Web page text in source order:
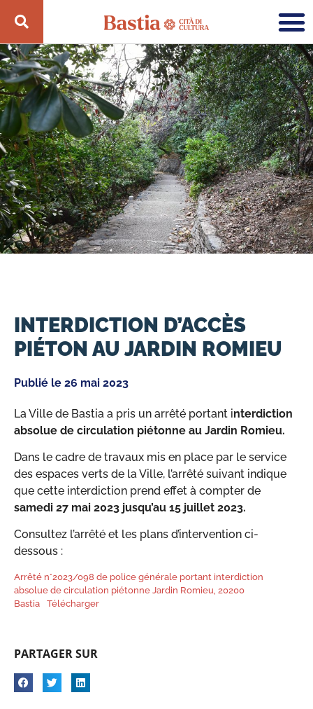
INTERDICTION D’ACCÈS
PIÉTON AU JARDIN ROMIEU
Publié le 26 mai 2023
La Ville de Bastia a pris un arrêté portant interdiction
absolue de circulation piétonne au Jardin Romieu.
Dans le cadre de travaux mis en place par le service
des espaces verts de la Ville, l’arrêté suivant indique
que cette interdiction prend effet à compter de
samedi 27 mai 2023 jusqu’au 15 juillet 2023.
Consultez l’arrêté et les plans d’intervention ci-
dessous :
Arrêté n°2023/098 de police générale portant interdiction
absolue de circulation piétonne Jardin Romieu, 20200
Bastia
Télécharger
PARTAGER SUR